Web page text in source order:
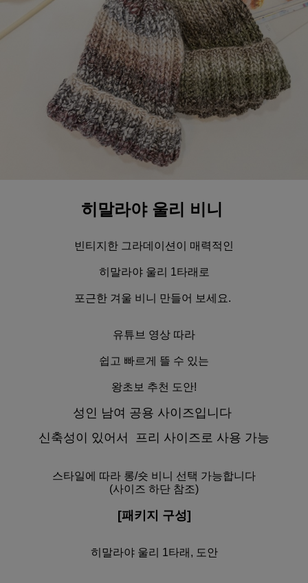
히말라야 울리 비니
빈티지한 그라데이션이 매력적인
히말라야 울리 1타래로
포근한 겨울 비니 만들어 보세요.
유튜브 영상 따라
쉽고 빠르게 뜰 수 있는
왕초보 추천 도안!
성인 남여 공용 사이즈입니다
신축성이 있어서
프리 사이즈로 사용 가능
스타일에 따라 롱/숏 비니 선택 가능합니다
(사이즈 하단 참조)
[패키지 구성]
히말라야 울리 1타래, 도안